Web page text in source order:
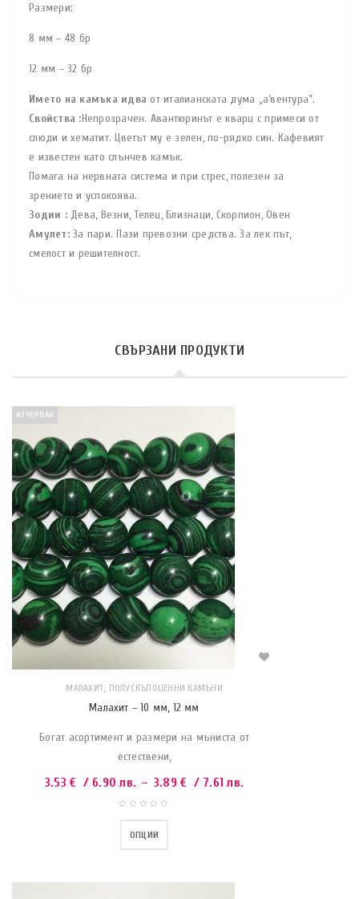
Размери:
8 мм – 48 бр
12 мм – 32 бр
Името на камъка идваот италианската дума „а’вентура”.
Свойства :Непрозрачен. Авантюринът е кварц с примеси от
слюди и хематит. Цветът му е зелен, по-рядко син. Кафевият
е известен като слънчев камък.
Помага на нервната система и при стрес, полезен за
зрението и успокоява.
Зодии : Дева, Везни, Телец, Близнаци, Скорпион, Овен
Амулет:За пари. Пази превозни средства. За лек път,
смелост и решителност.
СВЪРЗАНИ ПРОДУКТИ
ИЗЧЕРПАН
МАЛАХИТ, ПОЛУСКЪПОЦЕННИ КАМЪНИ
Малахит – 10 мм, 12 мм
Богат асортимент и размери на мъниста от
естествени,
3.53€ / 6.90 лв. – 3.89€ / 7.61 лв.
ОПЦИИ